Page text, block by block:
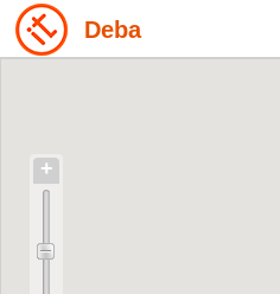
Deba
+